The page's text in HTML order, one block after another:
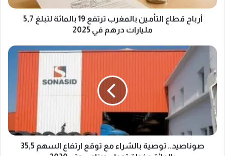
5,7
مليارات
2025
أرباح قطاع التأمين بالمغرب ترتفع 19 بالمائة لتبلغ 5,7
مليارات درهم في 2025
صوناصيد..
توصية
بالشراء
مع
توقع
ارتفاع
السهم
35,5
بالمائة
وخطة
صوناصيد.. توصية بالشراء مع توقع ارتفاع السهم 35,5